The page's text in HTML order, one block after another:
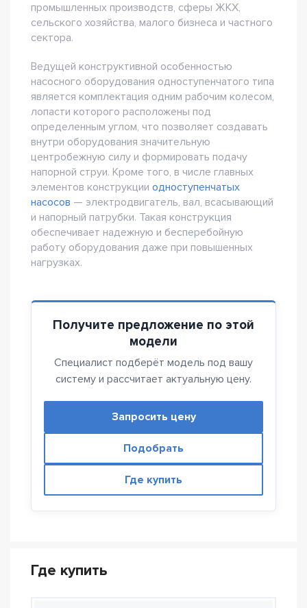
промышленных производств, сферы ЖКХ,
сельского хозяйства, малого бизнеса и частного
сектора.
Ведущей конструктивной особенностью
насосного оборудования одноступенчатого типа
является комплектация одним рабочим колесом,
лопасти которого расположены под
определенным углом, что позволяет создавать
внутри оборудования значительную
центробежную силу и формировать подачу
напорной струи. Кроме того, в числе главных
элементов конструкции одноступенчатых
насосов — электродвигатель, вал, всасывающий
и напорный патрубки. Такая конструкция
обеспечивает надежную и бесперебойную
работу оборудования даже при повышенных
нагрузках.
Получите предложение по этой
модели
Специалист подберёт модель под вашу
систему и рассчитает актуальную цену.
Запросить цену
Подобрать
Где купить
Где купить